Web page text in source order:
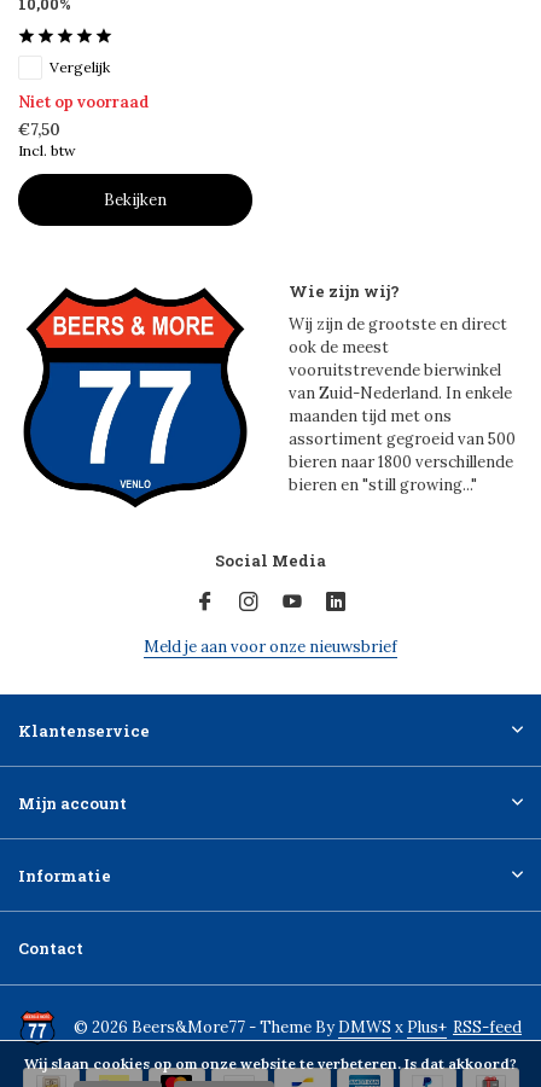
Vergelijk
Niet op voorraad
€7,50
Incl. btw
Bekijken
Wie zijn wij?
Wij zijn de grootste en direct
ook de meest
vooruitstrevende bierwinkel
van Zuid-Nederland. In enkele
maanden tijd met ons
assortiment gegroeid van 500
bieren naar 1800 verschillende
bieren en "still growing..."
Social Media
Meld je aan voor onze nieuwsbrief
Klantenservice
Mijn account
Informatie
Contact
© 2026 Beers&More77 - Theme ByDMWS x Plus+ RSS-feed
Wij slaan cookies op om onze website te verbeteren. Is dat akkoord?